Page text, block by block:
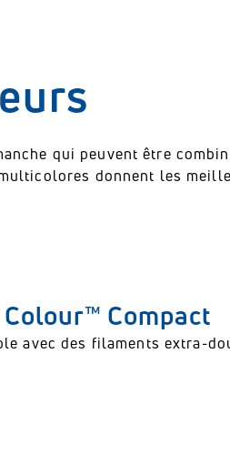
qui peuvent être
donnent les
Colour™ Compact
avec des filaments extra-